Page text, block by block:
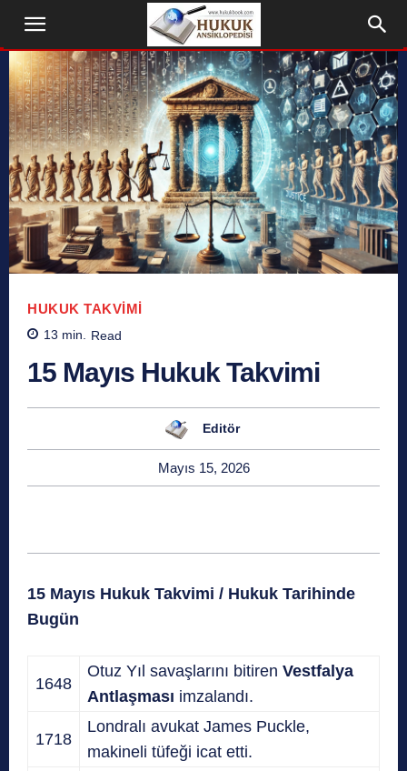
HUKUK TAKVIMI
13 min. Read
15 Mayıs Hukuk Takvimi
Editör
Mayıs 15, 2026
15 Mayıs Hukuk Takvimi / Hukuk Tarihinde
Bugün
1648
Otuz Yıl savaşlarını bitiren Vestfalya
Antlaşması imzalandı.
1718
Londralı avukat James Puckle,
makineli tüfeği icat etti.